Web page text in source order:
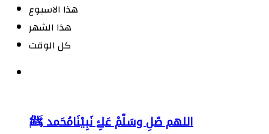
هذا الاسبوع
هذا الشهر
كل الوقت
اللهم صّلِ وسَلّمْ عَلۓِ نَبِيْنَامُحَمد ﷺ